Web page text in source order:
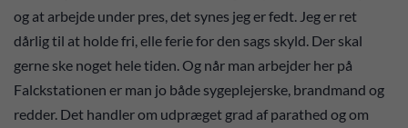
og at arbejde under pres, det synes jeg er fedt. Jeg er ret
dårlig til at holde fri, elle ferie for den sags skyld. Der skal
gerne ske noget hele tiden. Og når man arbejder her på
Falckstationen er man jo både sygeplejerske, brandmand og
redder. Det handler om udpræget grad af parathed og om